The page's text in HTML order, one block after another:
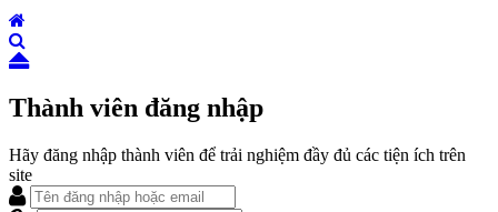
Thành viên đăng nhập
Hãy đăng nhập thành viên để trải nghiệm đầy đủ các tiện ích trên
site